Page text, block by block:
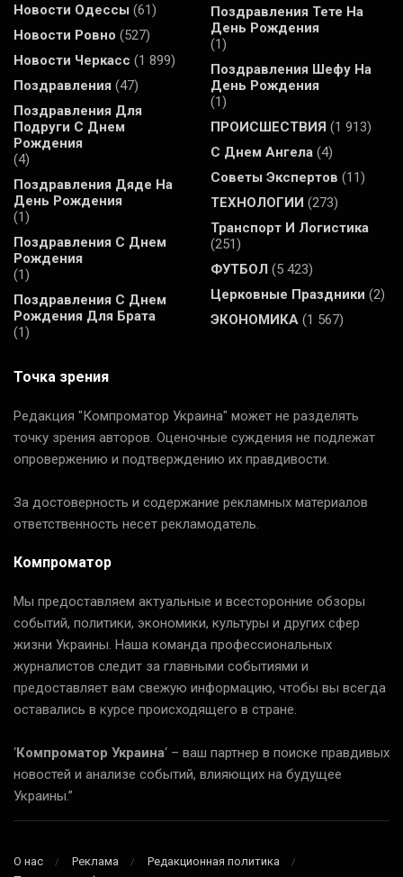
Новости Одессы (61)
Новости Ровно (527)
Новости Черкасс (1 899)
Поздравления (47)
Поздравления Для
Подруги С Днем
Рождения
(4)
Поздравления Дяде На
День Рождения
(1)
Поздравления С Днем
Рождения
(1)
Поздравления С Днем
Рождения Для Брата
(1)
Поздравления Тете На
День Рождения
(1)
Поздравления Шефу На
День Рождения
(1)
ПРОИСШЕСТВИЯ (1 913)
С Днем Ангела (4)
Советы Экспертов (11)
ТЕХНОЛОГИИ (273)
Транспорт И Логистика
(251)
ФУТБОЛ (5 423)
Церковные Праздники (2)
ЭКОНОМИКА (1 567)
Точка зрения
Редакция "Компроматор Украина" может не разделять
точку зрения авторов. Оценочные суждения не подлежат
опровержению и подтверждению их правдивости.
За достоверность и содержание рекламных материалов
ответственность несет рекламодатель.
Компроматор
Мы предоставляем актуальные и всесторонние обзоры
событий, политики, экономики, культуры и других сфер
жизни Украины. Наша команда профессиональных
журналистов следит за главными событиями и
предоставляет вам свежую информацию, чтобы вы всегда
оставались в курсе происходящего в стране.
‘Компроматор Украина‘ – ваш партнер в поиске правдивых
новостей и анализе событий, влияющих на будущее
Украины.”
О нас Реклама
Редакционная политика